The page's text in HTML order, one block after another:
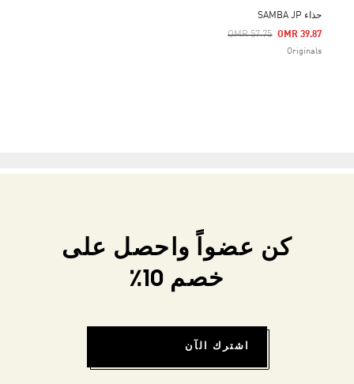
حذاء SAMBA JP
Price Reduced From
OMR 57.75
To OMR 39.87
Originals
كن عضواً واحصل على
خصم 10٪
اشترك الآن